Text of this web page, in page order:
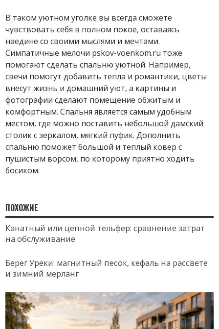
В таком уютном уголке вы всегда сможете
чувствовать себя в полном покое, оставаясь
наедине со своими мыслями и мечтами.
Симпатичные мелочи pskov-voenkom.ru тоже
помогают сделать спальню уютной. Например,
свечи помогут добавить тепла и романтики, цветы
внесут жизнь и домашний уют, а картины и
фотографии сделают помещение обжитым и
комфортным. Спальня является самым удобным
местом, где можно поставить небольшой дамский
столик с зеркалом, мягкий пуфик. Дополнить
спальню поможет большой и теплый ковер с
пушистым ворсом, по которому приятно ходить
босиком.
ПОХОЖИЕ
Канатный или цепной тельфер: сравнение затрат
на обслуживание
Берег Уреки: магнитный песок, кефаль на рассвете
и зимний мерланг